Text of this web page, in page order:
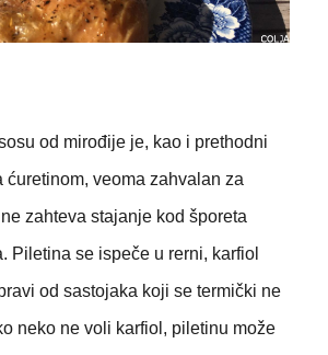
od mirođije je, kao i prethodni
ćuretinom, veoma zahvalan za
zahteva stajanje kod šporeta
Piletina se ispeče u rerni, karfiol
od sastojaka koji se termički ne
neko ne voli karfiol, piletinu može